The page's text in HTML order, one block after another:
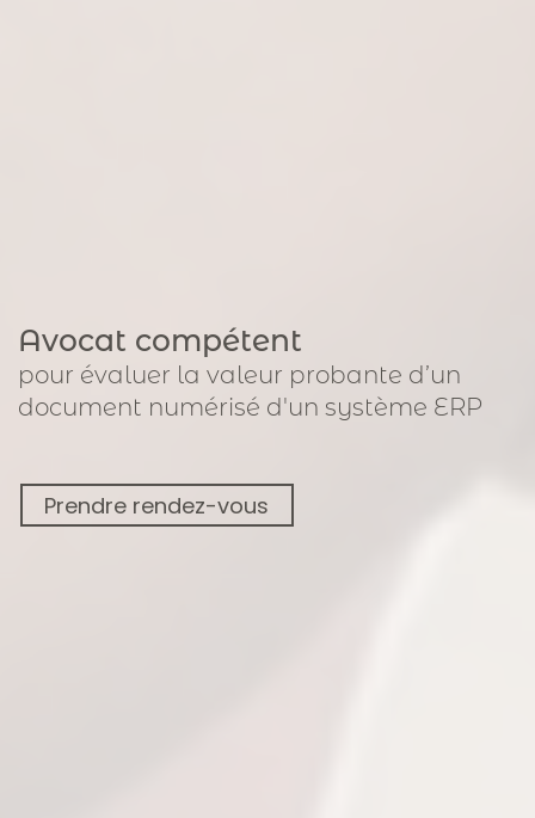
Avocat compétent
pour évaluer la valeur probante d’un
document numérisé d'un système ERP
Prendre rendez-vous